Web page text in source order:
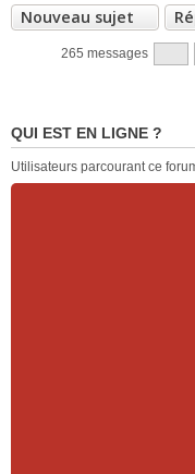
Nouveau sujet
265 messages
QUI EST EN LIGNE ?
Utilisateurs parcourant ce